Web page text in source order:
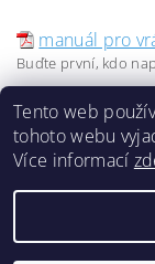
manuál pro
Buďte první, kdo
Přidat
2026 ©
Tento web
tohoto webu
Více informací